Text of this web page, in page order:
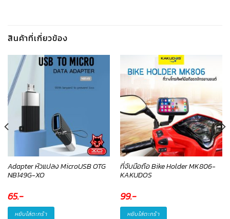
สินค้าที่เกี่ยวข้อง
Adapter หัวแปลง MicroUSB OTG
NB149G-XO
65.-
หยิบใส่ตะกร้า
ที่จับมือถือ Bike Holder MK806-
KAKUDOS
99.-
หยิบใส่ตะกร้า